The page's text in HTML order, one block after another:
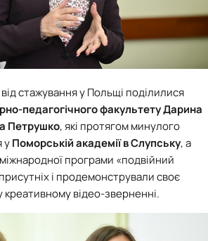
стажування у Польщі поділилися
педагогічного факультетуДарина
Петрушко, які протягом минулого
уПоморській академії в Слупську, а
програми «подвійний
і продемонстрували своє
креативному відео-зверненні.